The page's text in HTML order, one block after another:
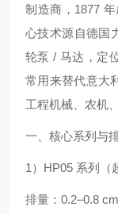
制造商，1877
心技术源自德国
轮泵 / 马达，定
常用来替代意大
工程机械、农机
一、核心系列与
1）HP05 系列（
排量：0.2–0.8